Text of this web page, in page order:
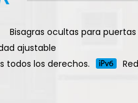
Bisagras ocultas para
ajustable
todos los derechos.